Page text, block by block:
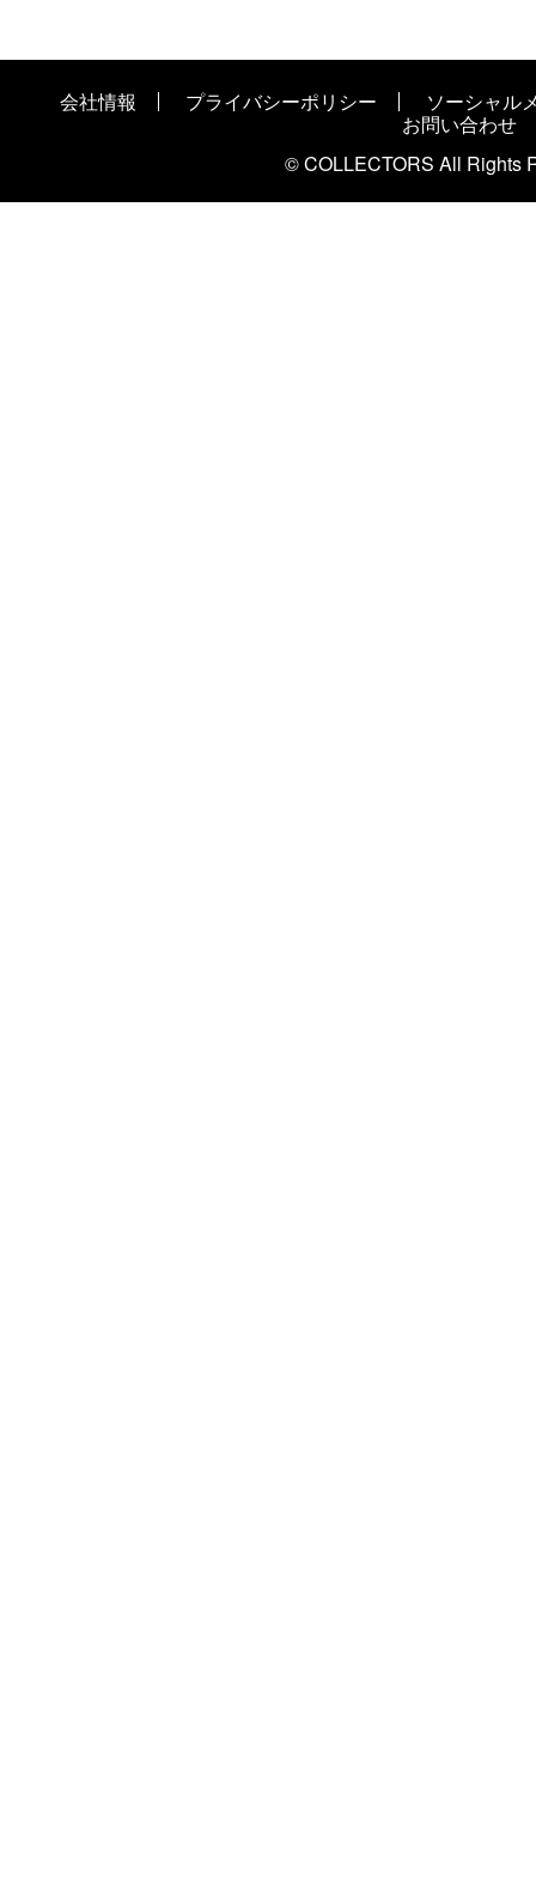
会社情報 プライバシーポリシー
ソーシャル
お問い合わせ
© COLLECTORS All Rights